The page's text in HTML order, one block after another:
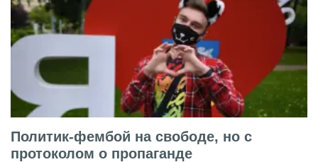
Политик-фембой на свободе, но с
протоколом о пропаганде